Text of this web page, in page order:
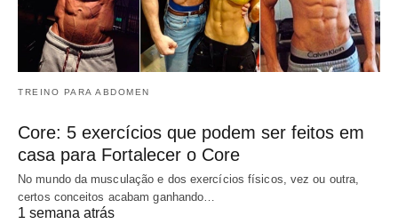
TREINO PARA ABDOMEN
Core: 5 exercícios que podem ser feitos em
casa para Fortalecer o Core
No mundo da musculação e dos exercícios físicos, vez ou outra,
certos conceitos acabam ganhando…
1 semana atrás